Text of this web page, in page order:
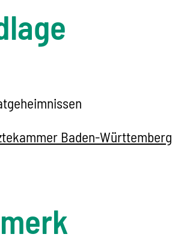
Baden-Württemberg